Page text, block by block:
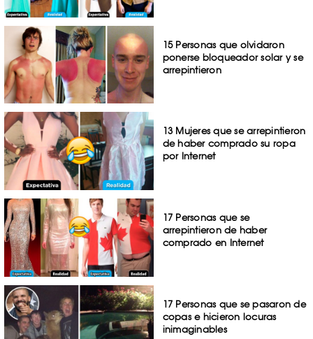
15 Personas que olvidaron
ponerse bloqueador solar y se
arrepintieron
13 Mujeres que se arrepintieron
de haber comprado su ropa
por Internet
17 Personas que se
arrepintieron de haber
comprado en Internet
17 Personas que se pasaron de
copas e hicieron locuras
inimaginables